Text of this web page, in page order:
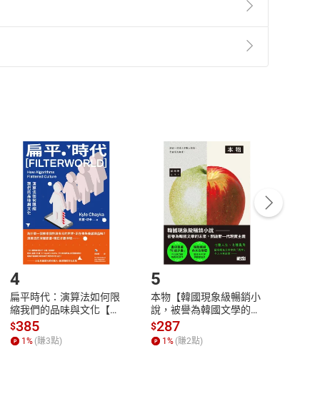
點場3—關&係》；《陪月亮散步》、《元氣好眠》
13月亮曆共時同步曆》全階課程、《全腦共時活化
第2條第5款之規定，「非以有形媒介提供之數位
有形媒介提供之數位內容，消費者同意若訂購後
點選「瀏覽訂單明細」
「申請取消訂單 /退
貨。
付款方式
Payment
完成
Complete
號，下載書籍後看書
4
扁平時代：演算法如何限
縮我們的品味與文化【電
子書】
$385
1% (賺3點)
5
本物【韓國現象級暢銷小
說，被譽為韓國文學的未
來】【電子書】
$287
1% (賺2點)